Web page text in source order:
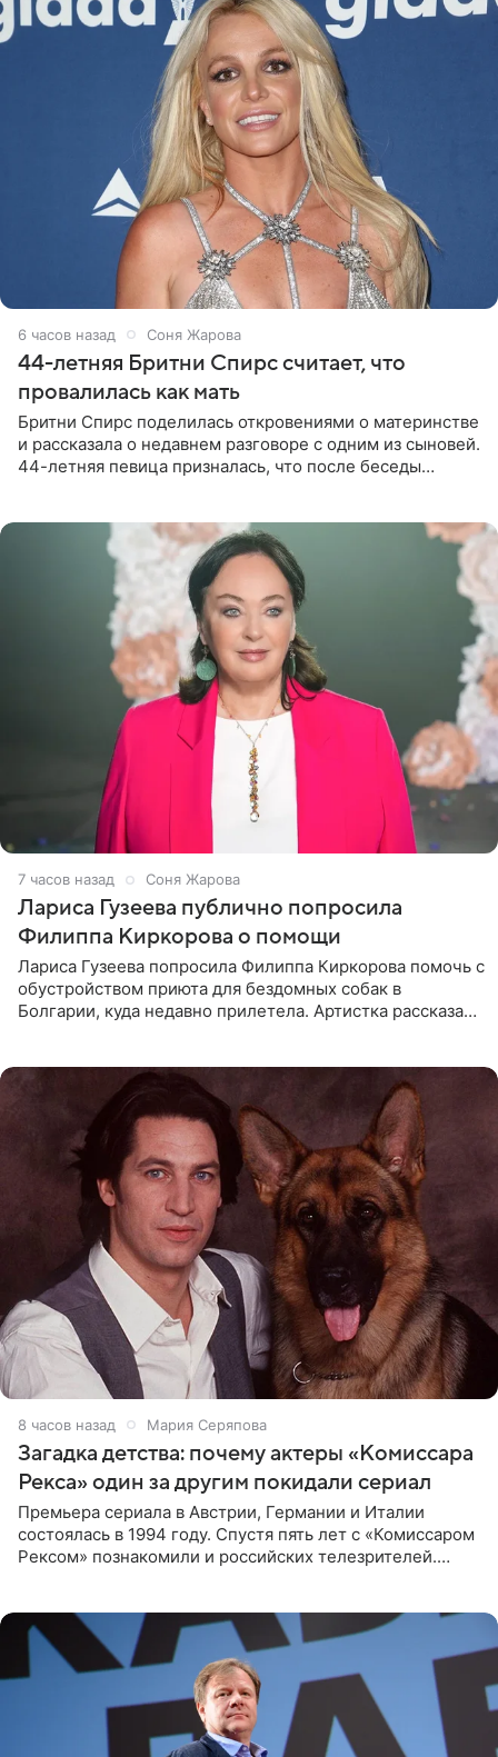
6 часов назад Соня Жарова
44-летняя Бритни Спирс считает, что
провалилась как мать
Бритни Спирс поделилась откровениями о материнстве
и рассказала о недавнем разговоре с одним из сыновей.
44-летняя певица призналась, что после беседы
7 часов назад Соня Жарова
Лариса Гузеева публично попросила
Филиппа Киркорова о помощи
Лариса Гузеева попросила Филиппа Киркорова помочь с
обустройством приюта для бездомных собак в
Болгарии, куда недавно прилетела. Артистка рассказала
8 часов назад Мария Серяпова
Загадка детства: почему актеры «Комиссара
Рекса» один за другим покидали сериал
Премьера сериала в Австрии, Германии и Италии
состоялась в 1994 году. Спустя пять лет с «Комиссаром
Рексом» познакомили и российских телезрителей.